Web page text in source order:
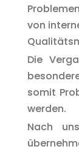
von
Die
somit
werden.
Nach